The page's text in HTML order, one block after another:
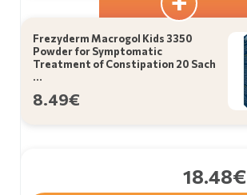
Frezyderm Macrogol Kids 3350
Powder for Symptomatic
Treatment of Constipation 20 Sach
…
8.49€
18.48€